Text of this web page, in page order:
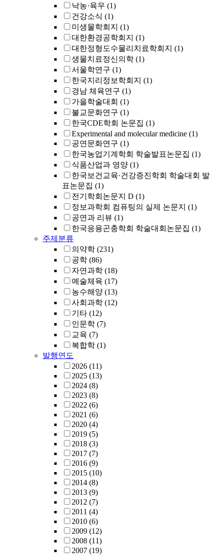
낙농·육우 (1)
건강소식 (1)
미생물학회지 (1)
대한환경공학회지 (1)
대한정형도수물리치료학회지 (1)
생물치료정신의학 (1)
서울학연구 (1)
한국지리정보학회지 (1)
경남 체육연구 (1)
가을학술대회 (1)
불교문화연구 (1)
한국CDE학회 논문집 (1)
Experimental and molecular medicine (1)
공연문화연구 (1)
한국농업기계학회 학술발표논문집 (1)
식품산업과 영양 (1)
한국보건교육·건강증진학회 학술대회 발
표논문집 (1)
전기학회논문지 D (1)
정보과학회 컴퓨팅의 실제 논문지 (1)
공연과 리뷰 (1)
한국응용곤충학회 학술대회논문집 (1)
주제분류
의약학 (231)
공학 (86)
자연과학 (18)
예술체육 (17)
농수해양 (13)
사회과학 (12)
기타 (12)
인문학 (7)
교육 (7)
복합학 (1)
발행연도
2026 (11)
2025 (13)
2024 (8)
2023 (8)
2022 (6)
2021 (6)
2020 (4)
2019 (5)
2018 (3)
2017 (7)
2016 (9)
2015 (10)
2014 (8)
2013 (9)
2012 (7)
2011 (4)
2010 (6)
2009 (12)
2008 (11)
2007 (19)